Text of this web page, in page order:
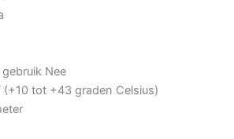
Nee
(+10 tot +43 graden Celsius)